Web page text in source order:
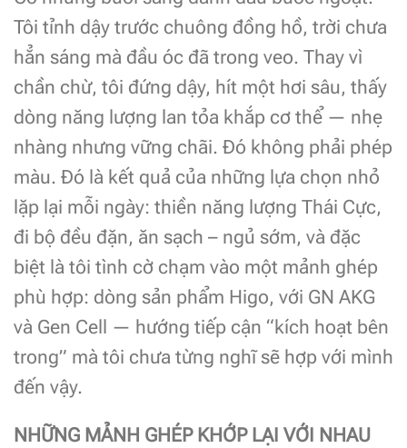
Tôi tỉnh dậy trước chuông đồng hồ, trời chưa
hẳn sáng mà đầu óc đã trong veo. Thay vì
chần chừ, tôi đứng dậy, hít một hơi sâu, thấy
dòng năng lượng lan tỏa khắp cơ thể — nhẹ
nhàng nhưng vững chãi. Đó không phải phép
màu. Đó là kết quả của những lựa chọn nhỏ
lặp lại mỗi ngày: thiền năng lượng Thái Cực,
đi bộ đều đặn, ăn sạch – ngủ sớm, và đặc
biệt là tôi tình cờ chạm vào một mảnh ghép
phù hợp: dòng sản phẩm Higo, với GN AKG
và Gen Cell — hướng tiếp cận “kích hoạt bên
trong” mà tôi chưa từng nghĩ sẽ hợp với mình
đến vậy.
NHỮNG MẢNH GHÉP KHỚP LẠI VỚI NHAU